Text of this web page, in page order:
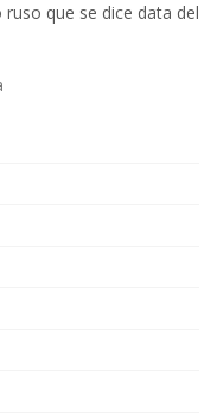
que se dice data del